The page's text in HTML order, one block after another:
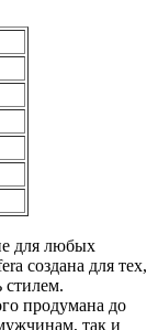
для любых
создана для тех,
стилем.
продумана до
так и